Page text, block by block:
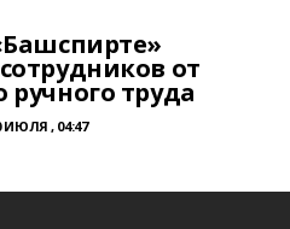
от
ручного труда
ИЮЛЯ , 04:47